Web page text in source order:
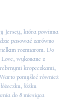
Jersey, która powinna
pasować zarówno
rozmiarom. Do
wykonane z
kropeczkami,
pomyśleć również
łóżku
do 8 miesiąca